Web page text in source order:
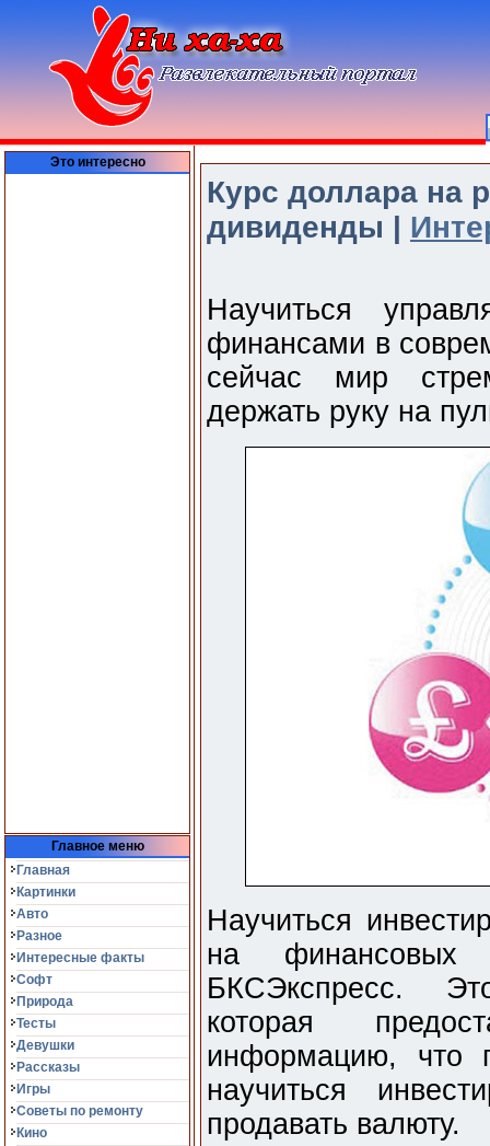
Это интересно
Главное меню
Главная
Картинки
Авто
Разное
Интересные факты
Софт
Природа
Тесты
Девушки
Рассказы
Игры
Советы по ремонту
Кино
Курс доллара на
дивиденды |
Научиться
финансами в
сейчас мир
держать руку на
Научиться
на финансовых
БКСЭкспресс.
которая
информацию, что
научиться
продавать валюту.